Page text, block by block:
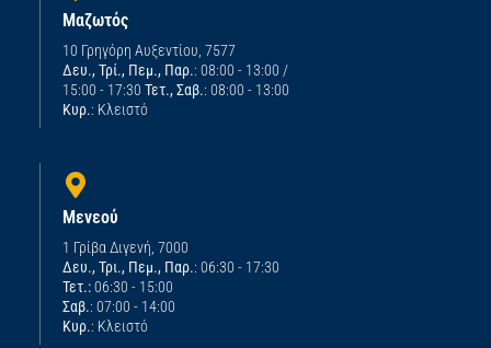
Μαζωτός
10 Γρηγόρη Αυξεντίου, 7577
Δευ., Τρί., Πεμ., Παρ.: 08:00 - 13:00 /
15:00 - 17:30 Τετ., Σαβ.: 08:00 - 13:00
Κυρ.: Κλειστό
Μενεού
1 Γρίβα Διγενή, 7000
Δευ., Τρι., Πεμ., Παρ.: 06:30 - 17:30
Τετ.:06:30 - 15:00
Σαβ.: 07:00 - 14:00
Κυρ.: Κλειστό